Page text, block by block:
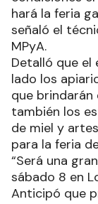
hará la feria
señaló el
MPyA.
Detalló que el
lado los
que
también los
de miel y
para la feria
“Será una
sábado 8 en
Anticipó que